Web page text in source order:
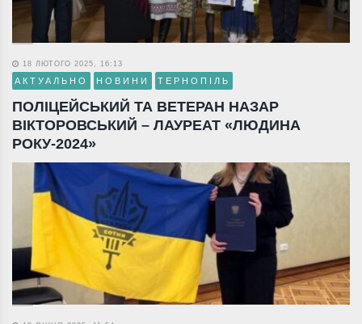
18 ЛЮТОГО 2025, 16:13
АКТУАЛЬНО НОВИНИ ТЕРНОПІЛЬ
ПОЛІЦЕЙСЬКИЙ ТА ВЕТЕРАН НАЗАР
ВІКТОРОВСЬКИЙ – ЛАУРЕАТ «ЛЮДИНА
РОКУ-2024»